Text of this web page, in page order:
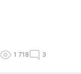
1 718 3